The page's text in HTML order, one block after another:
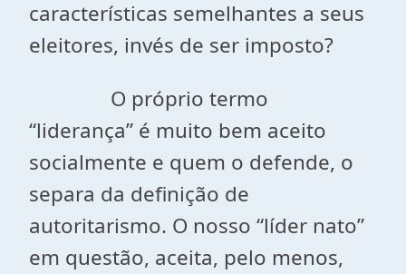
características semelhantes a seus
eleitores, invés de ser imposto?
O próprio termo
“liderança” é muito bem aceito
socialmente e quem o defende, o
separa da definição de
autoritarismo. O nosso “líder nato”
em questão, aceita, pelo menos,